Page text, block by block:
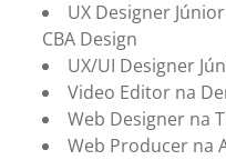
UX Designer
CBA Design
UX/UI Designer
Video Editor na
Web Designer na
Web Producer na